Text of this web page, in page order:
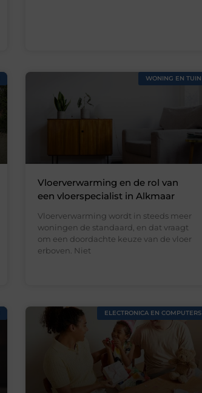
WONING EN TUIN
Vloerverwarming en de rol van
een vloerspecialist in Alkmaar
Vloerverwarming wordt in steeds meer
woningen de standaard, en dat vraagt
om een doordachte keuze van de vloer
erboven. Niet
ELECTRONICA EN COMPUTERS